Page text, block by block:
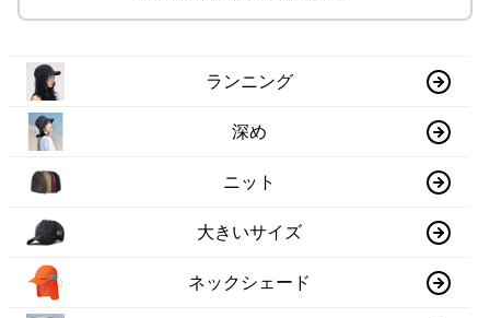
ランニング
深め
ニット
大きいサイズ
ネックシェード